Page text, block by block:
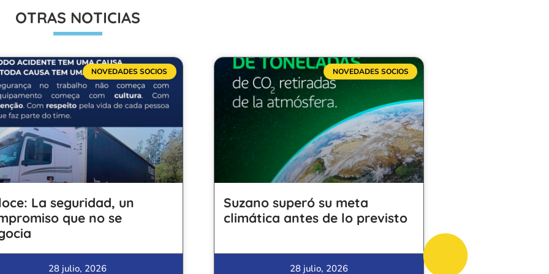
OTRAS NOTICIAS
NOVEDADES SOCIOS
La seguridad, un
que no se
28 julio, 2026
NOVEDADES SOCIOS
Suzano superó su meta
climática antes de lo previsto
28 julio, 2026